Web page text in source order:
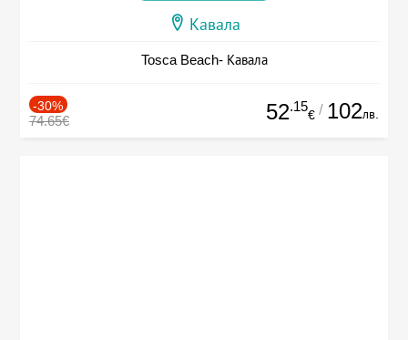
Кавала
Tosca Beach- Кавала
-30%
74.65€ 52.15
€ / 102лв.